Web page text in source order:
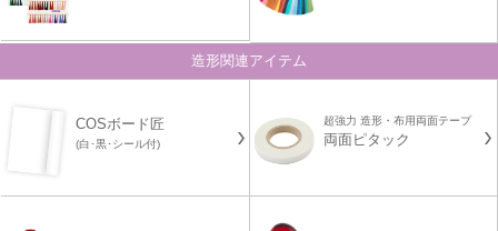
造形関連アイテム
COSボード匠
(白･黒･シール付)
超強力 造形・布用両面テープ
両面ピタック